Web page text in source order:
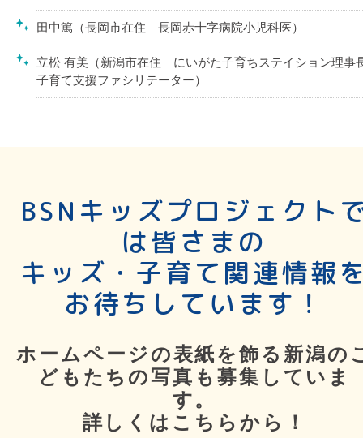
田中篤（長岡市在住 長岡赤十字病院小児科医）
立松 有美（新潟市在住 にいがた子育ちステイション理事
子育て支援ファシリテーター）
BSNキッズプロジェクト
は皆さまの
キッズ・子育て関連情報
お待ちしています！
ホームページの表紙を飾る新潟の
どもたちの写真も募集していま
す。
詳しくはこちらから！